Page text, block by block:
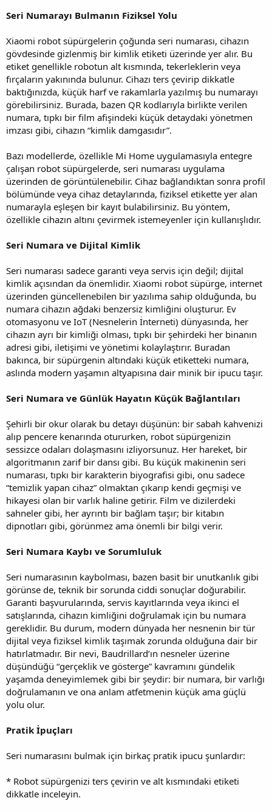
Seri Numarayı Bulmanın Fiziksel Yolu
Xiaomi robot süpürgelerin çoğunda seri numarası, cihazın
gövdesinde gizlenmiş bir kimlik etiketi üzerinde yer alır. Bu
etiket genellikle robotun alt kısmında, tekerleklerin veya
fırçaların yakınında bulunur. Cihazı ters çevirip dikkatle
baktığınızda, küçük harf ve rakamlarla yazılmış bu numarayı
görebilirsiniz. Burada, bazen QR kodlarıyla birlikte verilen
numara, tıpkı bir film afişindeki küçük detaydaki yönetmen
imzası gibi, cihazın “kimlik damgasıdır”.
Bazı modellerde, özellikle Mi Home uygulamasıyla entegre
çalışan robot süpürgelerde, seri numarası uygulama
üzerinden de görüntülenebilir. Cihaz bağlandıktan sonra profil
bölümünde veya cihaz detaylarında, fiziksel etikette yer alan
numarayla eşleşen bir kayıt bulabilirsiniz. Bu yöntem,
özellikle cihazın altını çevirmek istemeyenler için kullanışlıdır.
Seri Numara ve Dijital Kimlik
Seri numarası sadece garanti veya servis için değil; dijital
kimlik açısından da önemlidir. Xiaomi robot süpürge, internet
üzerinden güncellenebilen bir yazılıma sahip olduğunda, bu
numara cihazın ağdaki benzersiz kimliğini oluşturur. Ev
otomasyonu ve IoT (Nesnelerin İnterneti) dünyasında, her
cihazın ayrı bir kimliği olması, tıpkı bir şehirdeki her binanın
adresi gibi, iletişimi ve yönetimi kolaylaştırır. Buradan
bakınca, bir süpürgenin altındaki küçük etiketteki numara,
aslında modern yaşamın altyapısına dair minik bir ipucu taşır.
Seri Numara ve Günlük Hayatın Küçük Bağlantıları
Şehirli bir okur olarak bu detayı düşünün: bir sabah kahvenizi
alıp pencere kenarında otururken, robot süpürgenizin
sessizce odaları dolaşmasını izliyorsunuz. Her hareket, bir
algoritmanın zarif bir dansı gibi. Bu küçük makinenin seri
numarası, tıpkı bir karakterin biyografisi gibi, onu sadece
“temizlik yapan cihaz” olmaktan çıkarıp kendi geçmişi ve
hikayesi olan bir varlık haline getirir. Film ve dizilerdeki
sahneler gibi, her ayrıntı bir bağlam taşır; bir kitabın
dipnotları gibi, görünmez ama önemli bir bilgi verir.
Seri Numara Kaybı ve Sorumluluk
Seri numarasının kaybolması, bazen basit bir unutkanlık gibi
görünse de, teknik bir sorunda ciddi sonuçlar doğurabilir.
Garanti başvurularında, servis kayıtlarında veya ikinci el
satışlarında, cihazın kimliğini doğrulamak için bu numara
gereklidir. Bu durum, modern dünyada her nesnenin bir tür
dijital veya fiziksel kimlik taşımak zorunda olduğuna dair bir
hatırlatmadır. Bir nevi, Baudrillard’ın nesneler üzerine
düşündüğü “gerçeklik ve gösterge” kavramını gündelik
yaşamda deneyimlemek gibi bir şeydir: bir numara, bir varlığı
doğrulamanın ve ona anlam atfetmenin küçük ama güçlü
yolu olur.
Pratik İpuçları
Seri numarasını bulmak için birkaç pratik ipucu şunlardır:
* Robot süpürgenizi ters çevirin ve alt kısmındaki etiketi
dikkatle inceleyin.